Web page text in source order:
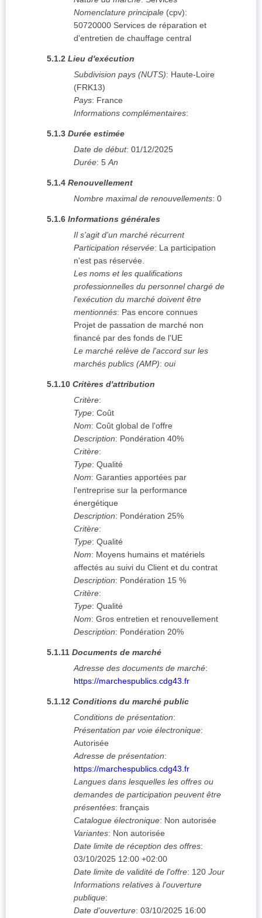
Nomenclature principale (cpv):
50720000 Services de réparation et
d'entretien de chauffage central
5.1.2 Lieu d'exécution
Subdivision pays (NUTS): Haute-Loire
(FRK13)
Pays: France
Informations complémentaires:
5.1.3 Durée estimée
Date de début: 01/12/2025
Durée: 5 An
5.1.4 Renouvellement
Nombre maximal de renouvellements: 0
5.1.6 Informations générales
Il s'agit d'un marché récurrent
Participation réservée: La participation
n'est pas réservée.
Les noms et les qualifications
professionnelles du personnel chargé de
l'exécution du marché doivent être
mentionnés: Pas encore connues
Projet de passation de marché non
financé par des fonds de l'UE
Le marché relève de l'accord sur les
marchés publics (AMP): oui
5.1.10 Critères d'attribution
Critère:
Type: Coût
Nom: Coût global de l'offre
Description: Pondération 40%
Critère:
Type: Qualité
Nom: Garanties apportées par
l'entreprise sur la performance
énergétique
Description: Pondération 25%
Critère:
Type: Qualité
Nom: Moyens humains et matériels
affectés au suivi du Client et du contrat
Description: Pondération 15 %
Critère:
Type: Qualité
Nom: Gros entretien et renouvellement
Description: Pondération 20%
5.1.11 Documents de marché
Adresse des documents de marché:
https://marchespublics.cdg43.fr
5.1.12 Conditions du marché public
Conditions de présentation:
Présentation par voie électronique:
Autorisée
Adresse de présentation:
https://marchespublics.cdg43.fr
Langues dans lesquelles les offres ou
demandes de participation peuvent être
présentées: français
Catalogue électronique: Non autorisée
Variantes: Non autorisée
Date limite de réception des offres:
03/10/2025 12:00 +02:00
Date limite de validité de l'offre: 120 Jour
Informations relatives à l'ouverture
publique:
Date d'ouverture: 03/10/2025 16:00